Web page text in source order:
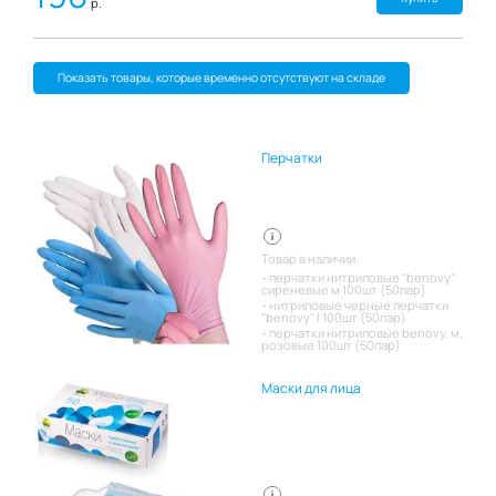
Показать товары, которые временно отсутствуют на складе
Перчатки
Товар в наличии:
перчатки нитриловые "benovy"
сиреневые м 100шт (50пар)
нитриловые черные перчатки
"benovy" l 100шт (50пар)
перчатки нитриловые benovy, м,
розовые 100шт (50пар)
Маски для лица